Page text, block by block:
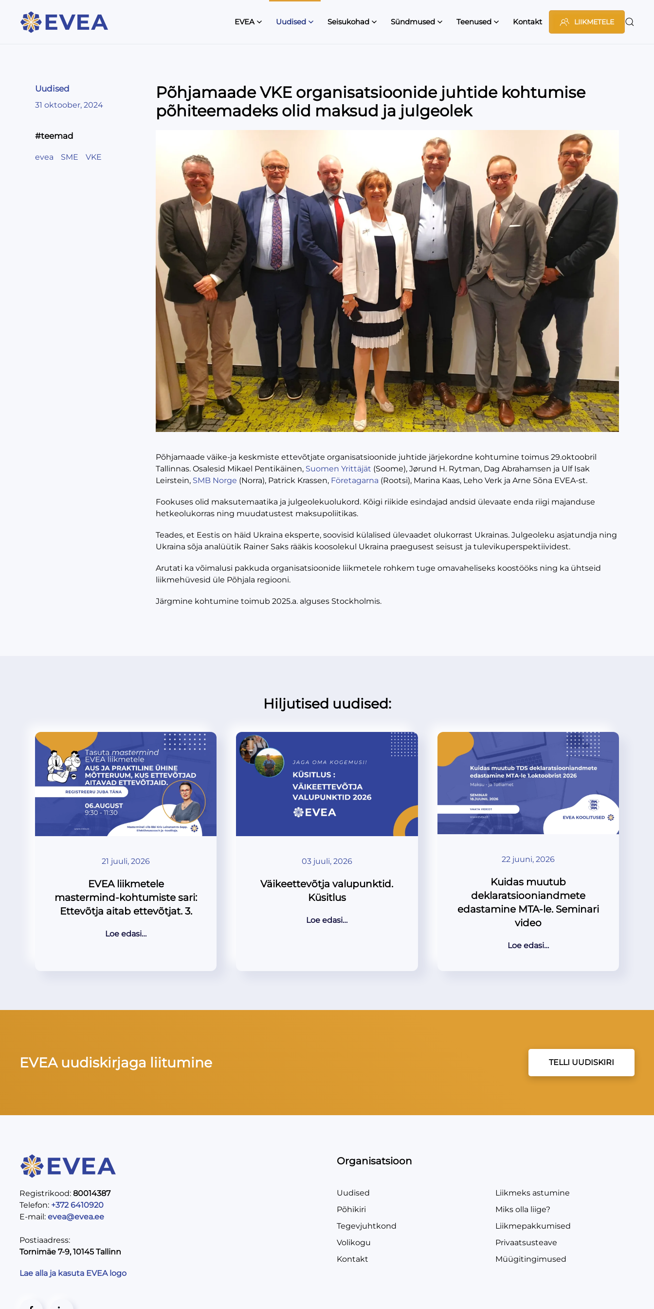
EVEA Uudised Seisukohad Sündmused Teenused Kontakt LIIKMETELE
Uudised
31 oktoober, 2024
#teemad
evea SME VKE
Põhjamaade VKE organisatsioonide juhtide kohtumise
põhiteemadeks olid maksud ja julgeolek
Põhjamaade väike-ja keskmiste ettevõtjate organisatsioonide juhtide järjekordne kohtumine toimus 29.oktoobril
Tallinnas. Osalesid Mikael Pentikäinen, Suomen Yrittäjät (Soome), Jørund H. Rytman, Dag Abrahamsen ja Ulf Isak
Leirstein, SMB Norge (Norra), Patrick Krassen, Företagarna (Rootsi), Marina Kaas, Leho Verk ja Arne Sõna EVEA-st.
Fookuses olid maksutemaatika ja julgeolekuolukord. Kõigi riikide esindajad andsid ülevaate enda riigi majanduse
hetkeolukorras ning muudatustest maksupoliitikas.
Teades, et Eestis on häid Ukraina eksperte, soovisid külalised ülevaadet olukorrast Ukrainas. Julgeoleku asjatundja ning
Ukraina sõja analüütik Rainer Saks rääkis koosolekul Ukraina praegusest seisust ja tulevikuperspektiividest.
Arutati ka võimalusi pakkuda organisatsioonide liikmetele rohkem tuge omavaheliseks koostööks ning ka ühtseid
liikmehüvesid üle Põhjala regiooni.
Järgmine kohtumine toimub 2025.a. alguses Stockholmis.
Hiljutised uudised:
21 juuli, 2026
EVEA liikmetele
mastermind-kohtumiste sari:
Ettevõtja aitab ettevõtjat. 3.
Loe edasi…
03 juuli, 2026
Väikeettevõtja valupunktid.
Küsitlus
Loe edasi…
22 juuni, 2026
Kuidas muutub
deklaratsiooniandmete
edastamine MTA-le. Seminari
video
Loe edasi…
EVEA uudiskirjaga liitumine TELLI UUDISKIRI
Registrikood: 80014387
Telefon: +372 6410920
E-mail: evea@evea.ee
Postiaadress:
Tornimäe 7-9, 10145 Tallinn
Lae alla ja kasuta EVEA logo
Organisatsioon
Uudised
Põhikiri
Tegevjuhtkond
Volikogu
Kontakt
Liikmeks astumine
Miks olla liige?
Liikmepakkumised
Privaatsusteave
Müügitingimused